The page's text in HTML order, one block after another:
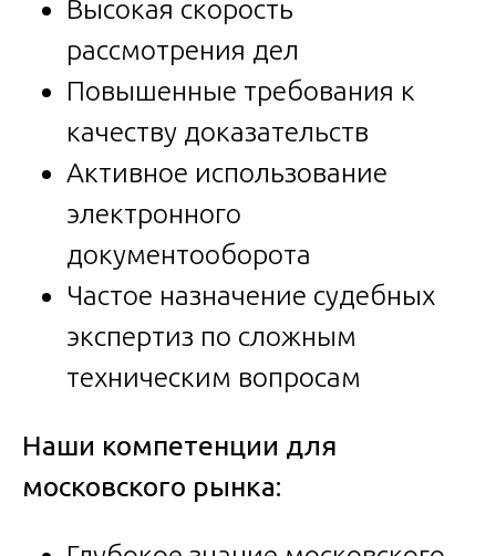
Высокая скорость
рассмотрения дел
Повышенные требования к
качеству доказательств
Активное использование
электронного
документооборота
Частое назначение судебных
экспертиз по сложным
техническим вопросам
Наши компетенции для
московского рынка: